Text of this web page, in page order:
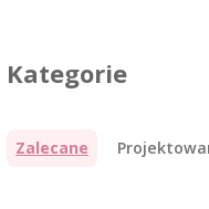
Kategorie
Zalecane